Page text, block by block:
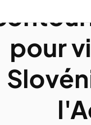
pour